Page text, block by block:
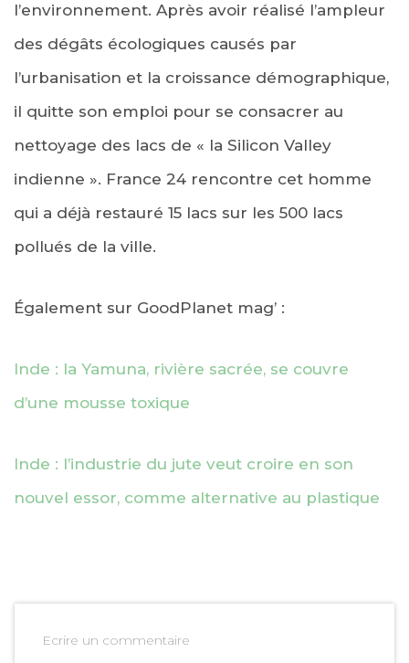
l’environnement. Après avoir réalisé l’ampleur
des dégâts écologiques causés par
l’urbanisation et la croissance démographique,
il quitte son emploi pour se consacrer au
nettoyage des lacs de « la Silicon Valley
indienne ». France 24 rencontre cet homme
qui a déjà restauré 15 lacs sur les 500 lacs
pollués de la ville.
Également sur GoodPlanet mag’ :
Inde : la Yamuna, rivière sacrée, se couvre
d’une mousse toxique
Inde : l’industrie du jute veut croire en son
nouvel essor, comme alternative au plastique
Ecrire un commentaire